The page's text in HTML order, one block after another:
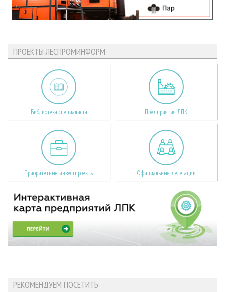
ПРОЕКТЫ ЛЕСПРОМИНФОРМ
Библиотека специалиста Предприятия ЛПК
Приоритетные инвестпроекты Официальные делегации
РЕКОМЕНДУЕМ ПОСЕТИТЬ